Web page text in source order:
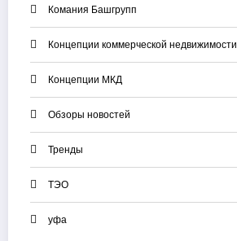
Комания Башгрупп
Концепции коммерческой недвижимости
Концепции МКД
Обзоры новостей
Тренды
ТЭО
уфа